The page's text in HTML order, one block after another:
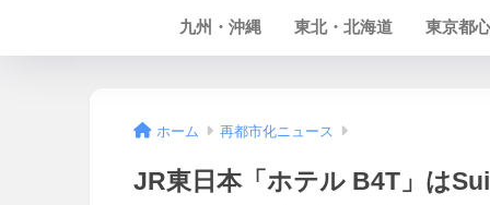
九州・沖縄 東北・北海道 東京都心
ホーム 再都市化ニュース
JR東日本「ホテル B4T」は